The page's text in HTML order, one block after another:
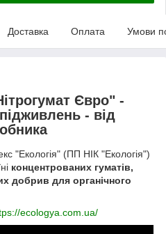
Доставка Оплата Умови
Євро" -
- від
"Екологія" (ПП НІК "Екологія")
концентрованих гуматів,
добрив для органічного
ecologya.com.ua/